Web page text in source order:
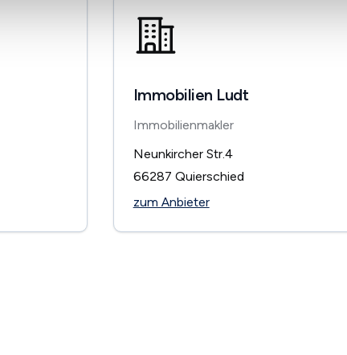
Immobilien Ludt
Immobilienmakler
Neunkircher Str.4
66287 Quierschied
zum Anbieter